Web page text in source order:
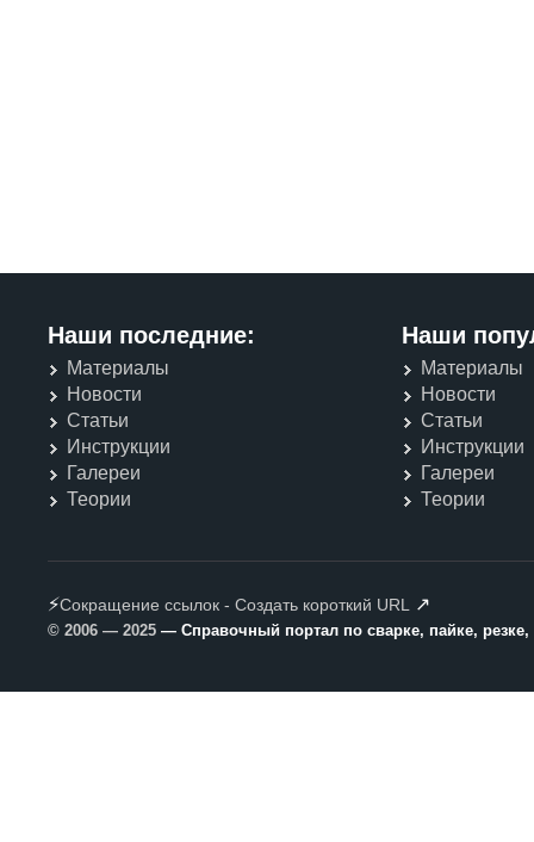
Наши последние:
Материалы
Новости
Статьи
Инструкции
Галереи
Теории
Наши
Материалы
Новости
Статьи
Инструкции
Галереи
Теории
⚡Сокращение ссылок - Создать короткий URL ↗
© 2006 — 2025 — Справочный портал по сварке, пайке,